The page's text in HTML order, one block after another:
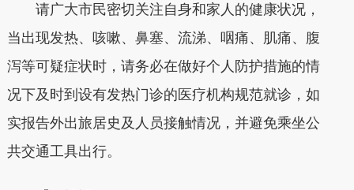
请广大市民密切关注自身和家人的健康状况，
当出现发热、咳嗽、鼻塞、流涕、咽痛、肌痛、腹
泻等可疑症状时，请务必在做好个人防护措施的情
况下及时到设有发热门诊的医疗机构规范就诊，如
实报告外出旅居史及人员接触情况，并避免乘坐公
共交通工具出行。